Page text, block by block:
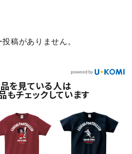
稿がありません。
を見ている人は
もチェックしています